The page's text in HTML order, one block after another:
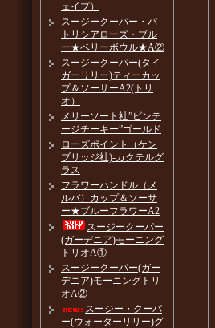
ェイプ）
スージークーパー・パ
トリシアローズ・ブル
ー★ベリーボウル★A②
スージークーパー(タイ
ガーリリー)ティーカッ
プ＆ソーサーA2(トリ
オ）
メリーソート社”ビンテ
ージチーキー”ゴールド
ローズポイント（ケン
ブリッジ社)-カクテルグ
ラス
フラワーハンドル（メ
ルバ）カップ＆ソーサ
ー★ブルーフラワーA2
スージークーパー
(ガーデニア)モーニング
トリオA①
スージークーパー(ガー
デニア)モーニングトリ
オA②
スージー・クーパ
ー(ウォーターリリー)グ